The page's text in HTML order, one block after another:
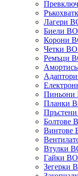
Лагери
Биели
Корони
Четки
Ремъци
Пиньони
Планки
Болтове
Винтове
Втулки
Гайки
Зегерки